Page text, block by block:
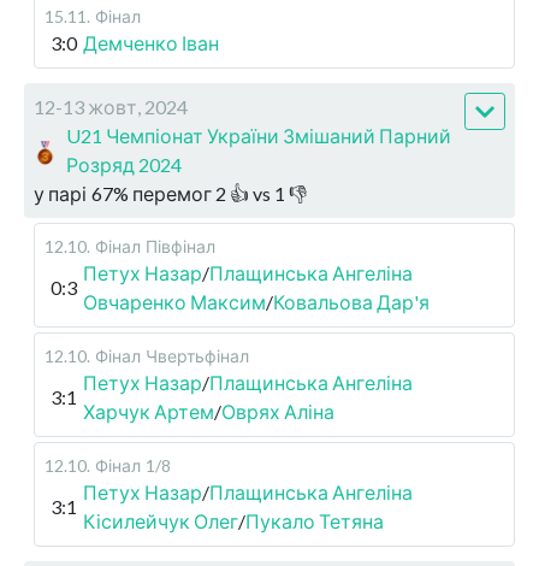
15.11 . Фінал
3:0 Демченко Іван
12-13 жовт, 2024
U21 Чемпіонат України Змішаний Парний
Розряд 2024
у парі 67% перемог 2 👍 vs 1 👎
12.10. Фінал Півфінал
0:3
Петух Назар/Плащинська Ангеліна
Овчаренко Максим/Ковальова Дар'я
12.10. Фінал Чвертьфінал
3:1
Петух Назар/Плащинська Ангеліна
Харчук Артем/Оврях Аліна
12.10. Фінал 1/8
3:1
Петух Назар/Плащинська Ангеліна
Кісилейчук Олег/Пукало Тетяна